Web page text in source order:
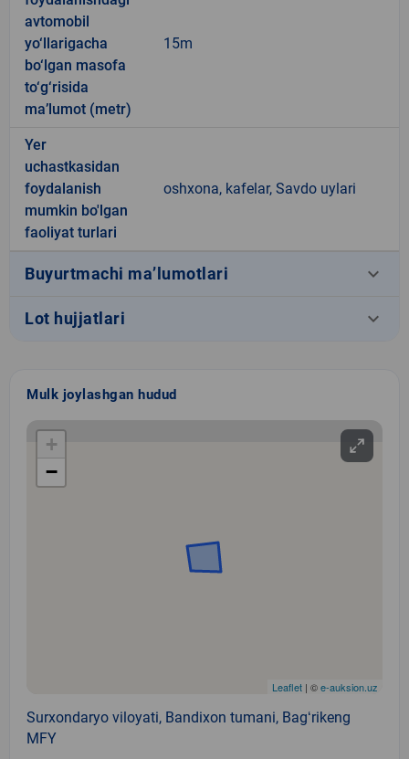
avtomobil
yo‘llarigacha
bo‘lgan masofa
to‘g‘risida
ma’lumot (metr)
15m
Yer
uchastkasidan
foydalanish
mumkin bo'lgan
faoliyat turlari
oshxona, kafelar, Savdo uylari
Buyurtmachi ma’lumotlari keyboard_arrow_down
Lot hujjatlari keyboard_arrow_down
Mulk joylashgan hudud
+
−
Leaflet | ©e-auksion.uz
Surxondaryo viloyati, Bandixon tumani, Bagʻrikeng
MFY